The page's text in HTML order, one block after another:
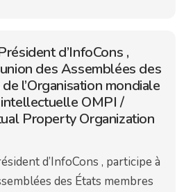
d’InfoCons ,
des Assemblées des
l’Organisation mondiale
OMPI /
Property Organization
d’InfoCons , participe à
des États membres